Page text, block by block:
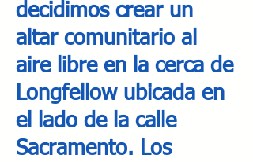
decidimos crear un
altar comunitario al
aire libre en la cerca de
Longfellow ubicada en
el lado de la calle
Sacramento. Los